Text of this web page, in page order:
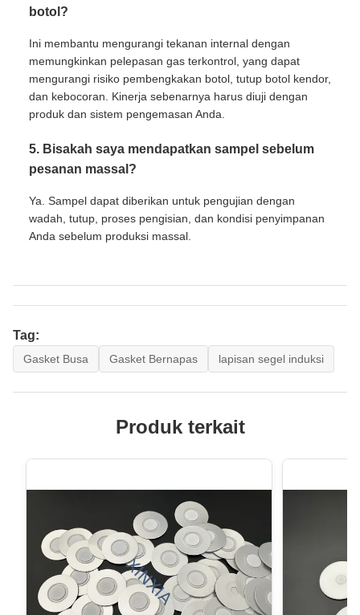
botol?
Ini membantu mengurangi tekanan internal dengan
memungkinkan pelepasan gas terkontrol, yang dapat
mengurangi risiko pembengkakan botol, tutup botol kendor,
dan kebocoran. Kinerja sebenarnya harus diuji dengan
produk dan sistem pengemasan Anda.
5. Bisakah saya mendapatkan sampel sebelum
pesanan massal?
Ya. Sampel dapat diberikan untuk pengujian dengan
wadah, tutup, proses pengisian, dan kondisi penyimpanan
Anda sebelum produksi massal.
Tag:
Gasket Busa Gasket Bernapas lapisan segel induksi
Produk terkait